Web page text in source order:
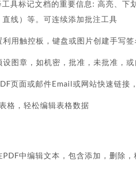
具标记文档的重要信息: 高亮、下
线）等。可连续添加批注工具
用触控板，键盘或图片创建手写签
设图章，如机密，批准，未批准，
页面或邮件Email或网站快速链接
格，轻松编辑表格数据
中编辑文本，包含添加，删除